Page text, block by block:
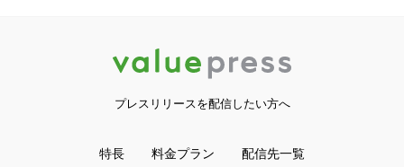
プレスリリースを配信したい方へ
特長 料金プラン 配信先一覧